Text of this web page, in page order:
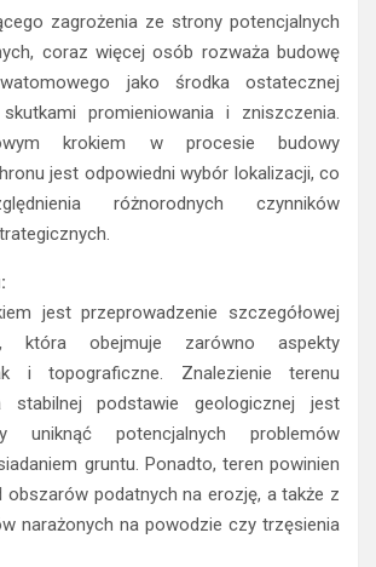
zagrożenia ze strony potencjalnych
coraz więcej osób rozważa budowę
jako środka ostatecznej
promieniowania i zniszczenia.
krokiem w procesie budowy
jest odpowiedni wybór lokalizacji, co
różnorodnych czynników
jest przeprowadzenie szczegółowej
która obejmuje zarówno aspekty
i topograficzne. Znalezienie terenu
stabilnej podstawie geologicznej jest
uniknąć potencjalnych problemów
gruntu. Ponadto, teren powinien
obszarów podatnych na erozję, a także z
narażonych na powodzie czy trzęsienia